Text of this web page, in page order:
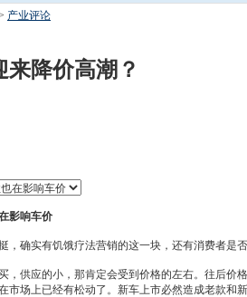
产业评论
来降价高潮？
影响车价
，确实有饥饿疗法营销的这一块，还有消费者是
供应的小，那肯定会受到价格的左右。往后价
市场上已经有松动了。 新车上市必然造成老款和